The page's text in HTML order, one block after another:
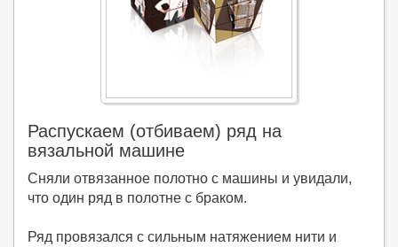
Распускаем (отбиваем) ряд на
вязальной машине
Сняли отвязанное полотно с машины и увидали,
что один ряд в полотне с браком.
Ряд провязался с сильным натяжением нити и